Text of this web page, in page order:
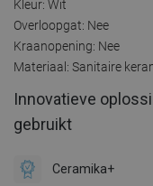
Kleur: Wit
Overloopgat: Nee
Kraanopening: Nee
Materiaal: Sanitaire
Innovatieve
gebruikt
Ceramika+